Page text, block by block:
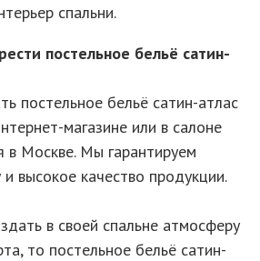
спальни.
постельное бельё сатин-
постельное бельё сатин-атлас
магазине или в салоне
в Москве. Мы гарантируем
высокое качество продукции.
в своей спальне атмосферу
то постельное бельё сатин-